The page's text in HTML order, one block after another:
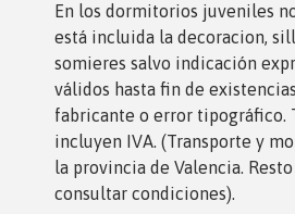
En los dormitorios juveniles
está incluida la decoracion,
somieres salvo indicación
válidos hasta fin de
fabricante o error tipográfico.
incluyen IVA. (Transporte y
la provincia de Valencia.
consultar condiciones).